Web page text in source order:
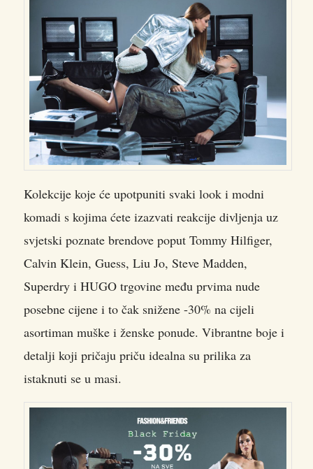
Kolekcije koje će upotpuniti svaki look i modni
komadi s kojima ćete izazvati reakcije divljenja uz
svjetski poznate brendove poput Tommy Hilfiger,
Calvin Klein, Guess, Liu Jo, Steve Madden,
Superdry i HUGO trgovine među prvima nude
posebne cijene i to čak snižene -30% na cijeli
asortiman muške i ženske ponude. Vibrantne boje i
detalji koji pričaju priču idealna su prilika za
istaknuti se u masi.